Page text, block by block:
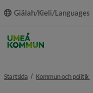
innehållet
Giälah/Kieli/Languages
Startsida Kommun och politik